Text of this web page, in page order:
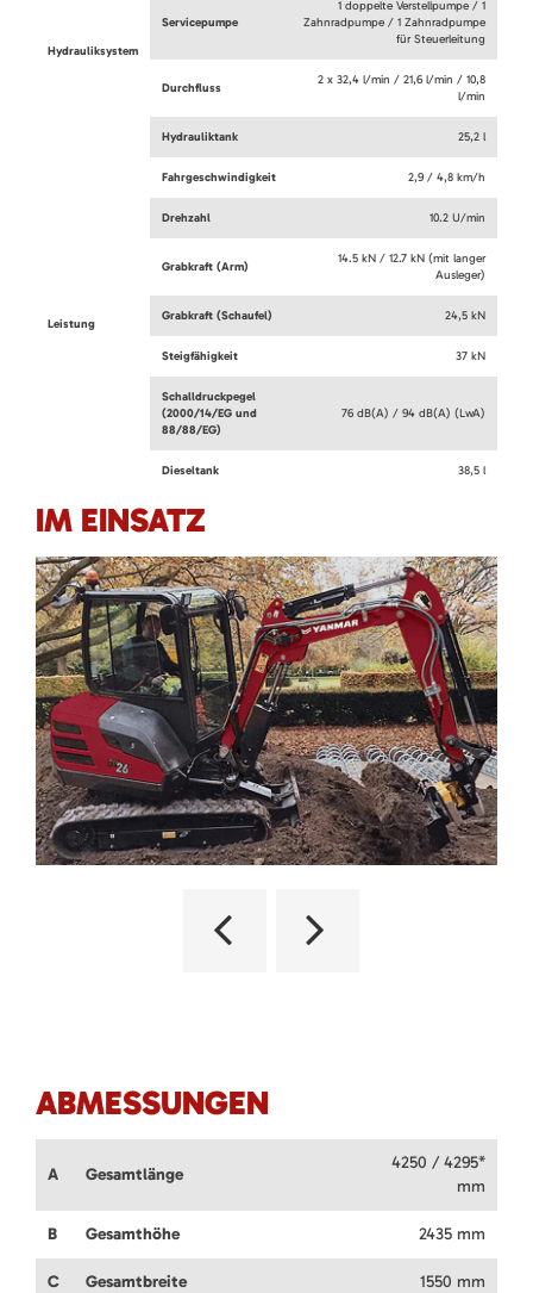
Hydrauliksystem
Servicepumpe
1 doppelte Verstellpumpe / 1
Zahnradpumpe / 1 Zahnradpumpe
für Steuerleitung
Durchfluss
2 x 32,4 l/min / 21,6 l/min / 10,8
l/min
Hydrauliktank 25,2 l
Leistung
Fahrgeschwindigkeit 2,9 / 4,8 km/h
Drehzahl 10.2 U/min
Grabkraft (Arm)
14.5 kN / 12.7 kN (mit langer
Ausleger)
Grabkraft (Schaufel) 24,5 kN
Steigfähigkeit 37 kN
Schalldruckpegel
(2000/14/EG und
88/88/EG)
76 dB(A) / 94 dB(A) (LwA)
Dieseltank 38,5 l
IM EINSATZ
ABMESSUNGEN
A Gesamtlänge
4250 / 4295*
mm
B Gesamthöhe 2435 mm
C Gesamtbreite 1550 mm